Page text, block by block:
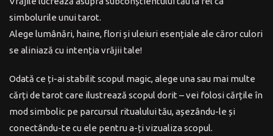
simbolurile unui tarot.
Alege lumânări, haine, flori și uleiuri esențiale ale căror culori
se aliniază cu intenția vrăjii tale!
Odată ce ți-ai stabilit scopul magic, alege una sau mai multe
cărți de tarot care ilustrează scopul dorit – vei folosi cărțile în
mod simbolic pe parcursul ritualului tău, așezându-le și
conectându-te cu ele pentru a-ți vizualiza scopul.